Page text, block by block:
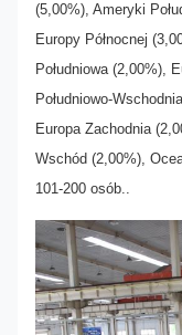
(5,00%), Ameryki
Europy Północnej
Południowa (2,00%),
Południowo-
Europa Zachodnia
Wschód (2,00%),
101-200 osób..